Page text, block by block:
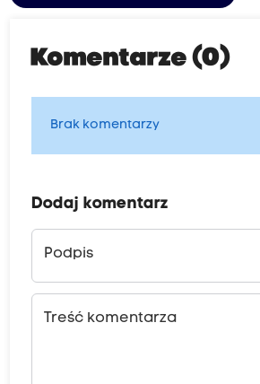
Komentarze (0)
Brak komentarzy
Dodaj komentarz
Podpis
Treść komentarza